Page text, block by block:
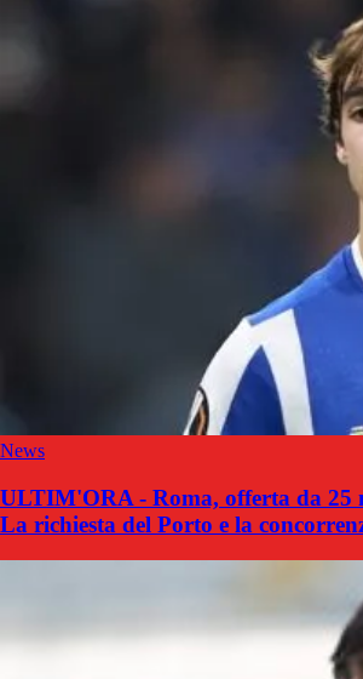
News
ULTIM'ORA - Roma, offerta da 25
La richiesta del Porto e la